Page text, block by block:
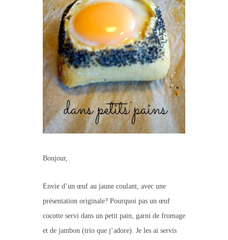
Bonjour,
Envie d’un œuf au jaune coulant, avec une
présentation originale? Pourquoi pas un œuf
cocotte servi dans un petit pain, garni de fromage
et de jambon (trio que j’adore). Je les ai servis